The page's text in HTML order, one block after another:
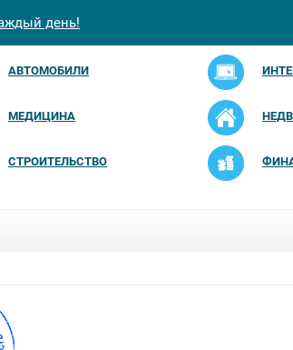
день!
АВТОМОБИЛИ
МЕДИЦИНА
СТРОИТЕЛЬСТВО